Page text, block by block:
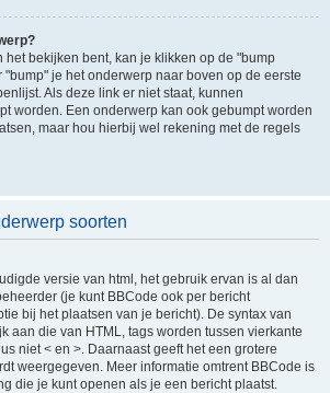
het bekijken bent, kan je klikken op de "bump
je het onderwerp naar boven op de eerste
Als deze link er niet staat, kunnen
worden. Een onderwerp kan ook gebumpt worden
maar hou hierbij wel rekening met de regels
soorten
versie van html, het gebruik ervan is al dan
(je kunt BBCode ook per bericht
bij het plaatsen van je bericht). De syntax van
aan die van HTML, tags worden tussen vierkante
niet < en >. Daarnaast geeft het een grotere
weergegeven. Meer informatie omtrent BBCode is
die je kunt openen als je een bericht plaatst.